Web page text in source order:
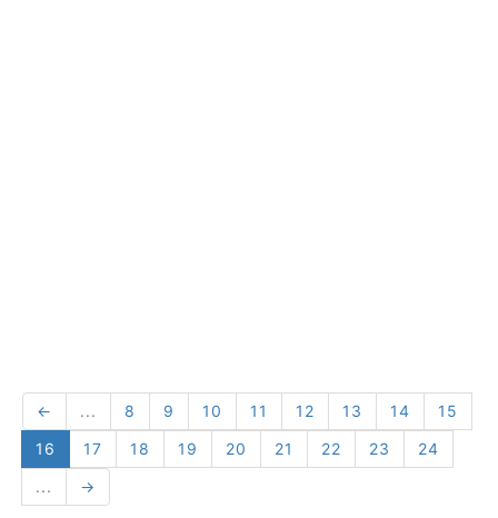
← ... 8 9 10 11 12 13 14
15
16
17 18 19 20 21 22 23
24
...
→